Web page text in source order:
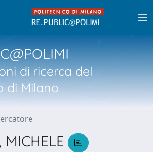
di ricerca del
di Milano
MICHELE